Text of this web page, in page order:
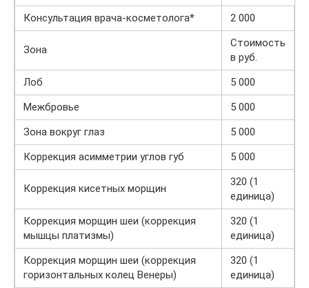
Консультация врача-косметолога*
2 000
Зона
Стоимость
в руб.
Лоб
5 000
Межбровье
5 000
Зона вокруг глаз
5 000
Коррекция асимметрии углов губ
5 000
Коррекция кисетных морщин
320 (1
единица)
Коррекция морщин шеи (коррекция
мышцы платизмы)
320 (1
единица)
Коррекция морщин шеи (коррекция
горизонтальных колец Венеры)
320 (1
единица)